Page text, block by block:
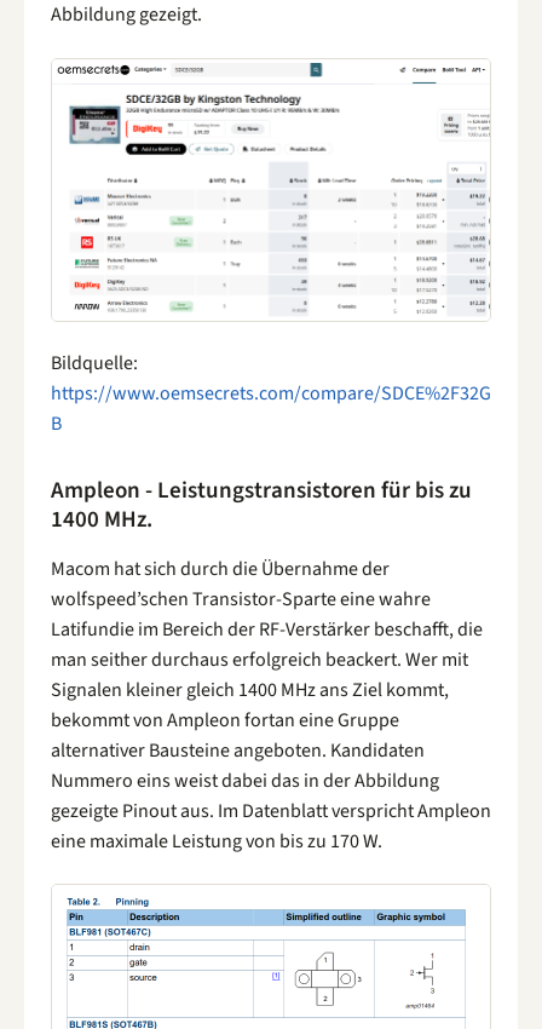
Abbildung gezeigt.
Bildquelle:
https://www.oemsecrets.com/compare/SDCE%2F32G
B
Ampleon - Leistungstransistoren für bis zu
1400 MHz.
Macom hat sich durch die Übernahme der
wolfspeed’schen Transistor-Sparte eine wahre
Latifundie im Bereich der RF-Verstärker beschafft, die
man seither durchaus erfolgreich beackert. Wer mit
Signalen kleiner gleich 1400 MHz ans Ziel kommt,
bekommt von Ampleon fortan eine Gruppe
alternativer Bausteine angeboten. Kandidaten
Nummero eins weist dabei das in der Abbildung
gezeigte Pinout aus. Im Datenblatt verspricht Ampleon
eine maximale Leistung von bis zu 170 W.